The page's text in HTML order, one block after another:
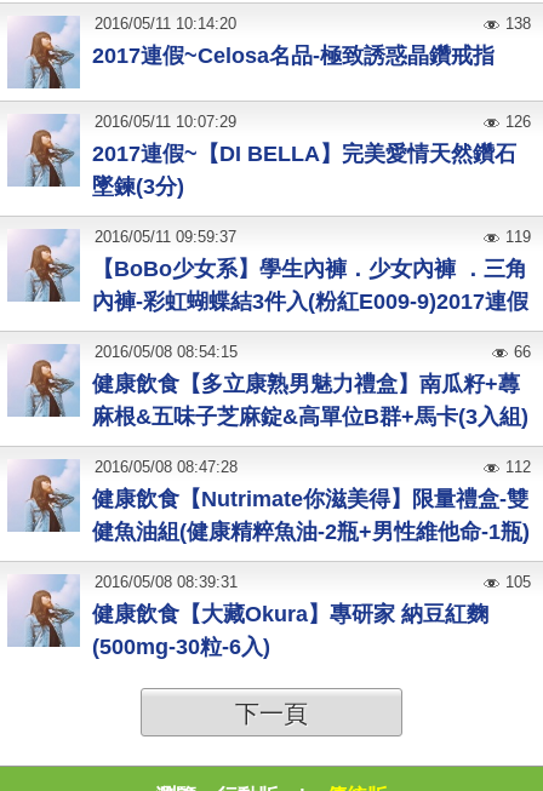
2017連假~Celosa名品-極致誘惑晶鑽戒指
2016/05/11 10:14:20 138
2017連假~【DI BELLA】完美愛情天然鑽石
墜鍊(3分)
2016/05/11 10:07:29 126
【BoBo少女系】學生內褲．少女內褲 ．三角
內褲-彩虹蝴蝶結3件入(粉紅E009-9)2017連假
2016/05/11 09:59:37 119
健康飲食【多立康熟男魅力禮盒】南瓜籽+蕁
麻根&五味子芝麻錠&高單位B群+馬卡(3入組)
2016/05/08 08:54:15 66
健康飲食【Nutrimate你滋美得】限量禮盒-雙
健魚油組(健康精粹魚油-2瓶+男性維他命-1瓶)
2016/05/08 08:47:28 112
健康飲食【大藏Okura】專研家 納豆紅麴
(500mg-30粒-6入)
2016/05/08 08:39:31 105
下一頁